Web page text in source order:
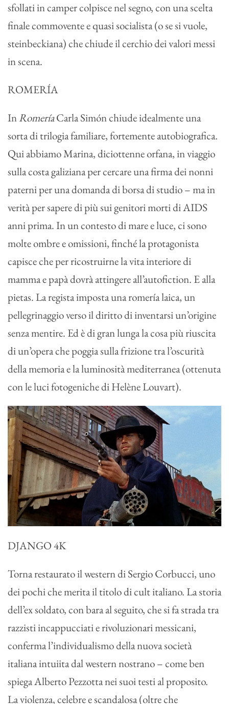
sfollati in camper colpisce nel segno, con una scelta
finale commovente e quasi socialista (o se si vuole,
steinbeckiana) che chiude il cerchio dei valori messi
in scena.
ROMERÍA
InRomeríaCarla Simón chiude idealmente una
sorta di trilogia familiare, fortemente autobiografica.
Qui abbiamo Marina, diciottenne orfana, in viaggio
sulla costa galiziana per cercare una firma dei nonni
paterni per una domanda di borsa di studio – ma in
verità per sapere di più sui genitori morti di AIDS
anni prima. In un contesto di mare e luce, ci sono
molte ombre e omissioni, finché la protagonista
capisce che per ricostruirne la vita interiore di
mamma e papà dovrà attingere all’autofiction. E alla
pietas. La regista imposta una romería laica, un
pellegrinaggio verso il diritto di inventarsi un’origine
senza mentire. Ed è di gran lunga la cosa più riuscita
di un’opera che poggia sulla frizione tra l’oscurità
della memoria e la luminosità mediterranea (ottenuta
con le luci fotogeniche di Helène Louvart).
DJANGO 4K
Torna restaurato il western di Sergio Corbucci, uno
dei pochi che merita il titolo di cult italiano. La storia
dell’ex soldato, con bara al seguito, che si fa strada tra
razzisti incappucciati e rivoluzionari messicani,
conferma l’individualismo della nuova società
italiana intuiita dal western nostrano – come ben
spiega Alberto Pezzotta nei suoi testi al proposito.
La violenza, celebre e scandalosa (oltre che